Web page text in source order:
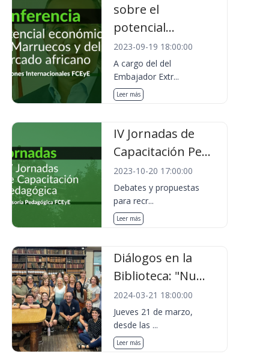
sobre el
potencial...
2023-09-19 18:00:00
A cargo del del
Embajador Extr...
Leer más
IV Jornadas de
Capacitación Pe...
2023-10-20 17:00:00
Debates y propuestas
para recr...
Leer más
Diálogos en la
Biblioteca: "Nu...
2024-03-21 18:00:00
Jueves 21 de marzo,
desde las ...
Leer más